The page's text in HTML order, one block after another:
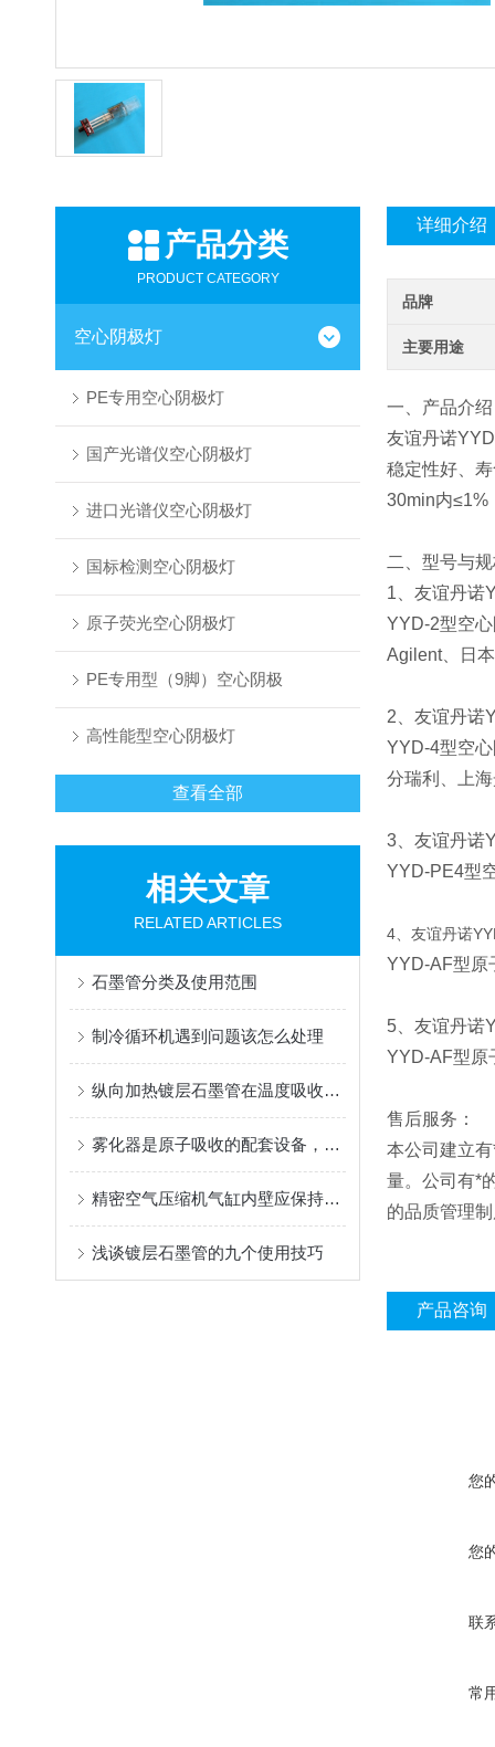
产品分类
PRODUCT CATEGORY
空心阴极灯
PE专用空心阴极灯
国产光谱仪空心阴极灯
进口光谱仪空心阴极灯
国标检测空心阴极灯
原子荧光空心阴极灯
PE专用型（9脚）空心阴极
高性能型空心阴极灯
查看全部
相关文章
RELATED ARTICLES
石墨管分类及使用范围
制冷循环机遇到问题该怎么处理
纵向加热镀层石墨管在温度吸收光程进样方式
雾化器是原子吸收的配套设备，原理如下
精密空气压缩机气缸内壁应保持清洁
浅谈镀层石墨管的九个使用技巧
详细介绍
品牌
主要用途
一、产品介
友谊丹诺
稳定性好、
30min内≤1%
二、型号与
1、友谊丹诺
YYD-2型空
Agilent、日
2、友谊丹诺
YYD-4型空
分瑞利、上
3、友谊丹诺
YYD-PE4型
4、友谊丹诺
YYD-AF型原
5、友谊丹诺
YYD-AF型原
售后服务：
本公司建立
量。公司有*
的品质管理
产品咨询
您
您
联
常